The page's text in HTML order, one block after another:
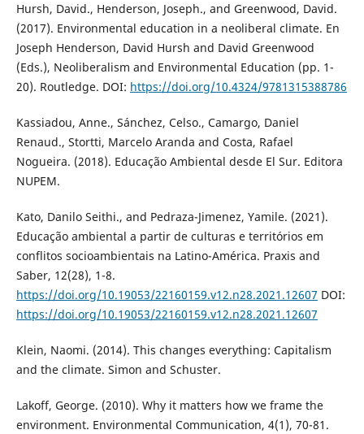
Hursh, David., Henderson, Joseph., and Greenwood, David.
(2017). Environmental education in a neoliberal climate. En
Joseph Henderson, David Hursh and David Greenwood
(Eds.), Neoliberalism and Environmental Education (pp. 1-
20). Routledge. DOI: https://doi.org/10.4324/9781315388786
Kassiadou, Anne., Sánchez, Celso., Camargo, Daniel
Renaud., Stortti, Marcelo Aranda and Costa, Rafael
Nogueira. (2018). Educação Ambiental desde El Sur. Editora
NUPEM.
Kato, Danilo Seithi., and Pedraza-Jimenez, Yamile. (2021).
Educação ambiental a partir de culturas e territórios em
conflitos socioambientais na Latino-América. Praxis and
Saber, 12(28), 1-8.
https://doi.org/10.19053/22160159.v12.n28.2021.12607 DOI:
https://doi.org/10.19053/22160159.v12.n28.2021.12607
Klein, Naomi. (2014). This changes everything: Capitalism
and the climate. Simon and Schuster.
Lakoff, George. (2010). Why it matters how we frame the
environment. Environmental Communication, 4(1), 70-81.